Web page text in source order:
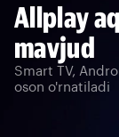
Allplay
mavjud
Smart TV,
oson o'rnatiladi